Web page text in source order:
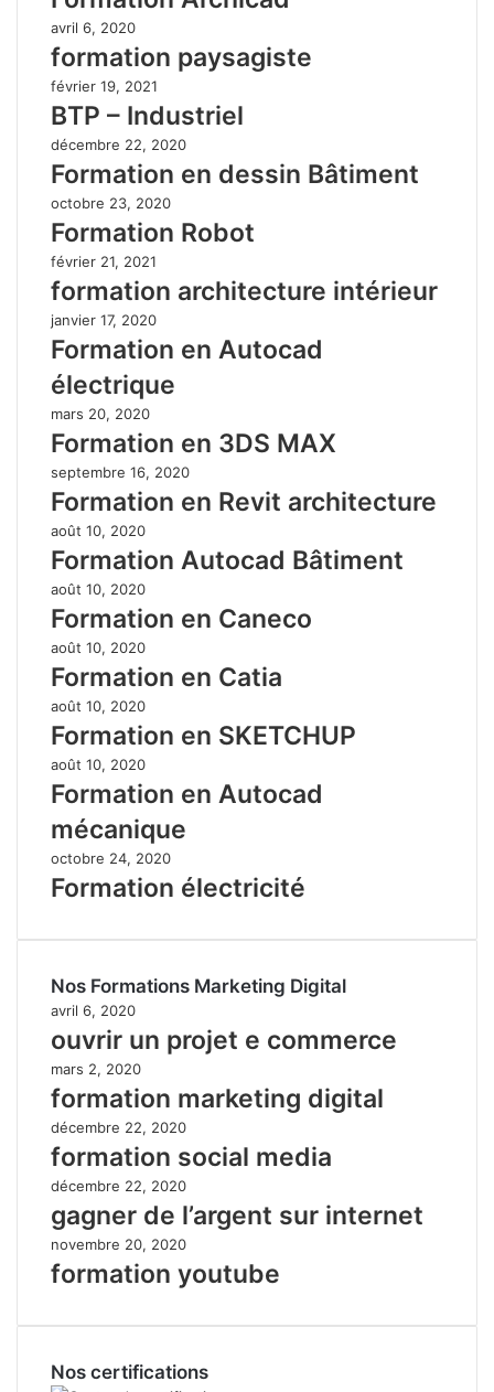
avril 6, 2020
formation paysagiste
février 19, 2021
BTP – Industriel
décembre 22, 2020
Formation en dessin Bâtiment
octobre 23, 2020
Formation Robot
février 21, 2021
formation architecture intérieur
janvier 17, 2020
Formation en Autocad
électrique
mars 20, 2020
Formation en 3DS MAX
septembre 16, 2020
Formation en Revit architecture
août 10, 2020
Formation Autocad Bâtiment
août 10, 2020
Formation en Caneco
août 10, 2020
Formation en Catia
août 10, 2020
Formation en SKETCHUP
août 10, 2020
Formation en Autocad
mécanique
octobre 24, 2020
Formation électricité
Nos Formations Marketing Digital
avril 6, 2020
ouvrir un projet e commerce
mars 2, 2020
formation marketing digital
décembre 22, 2020
formation social media
décembre 22, 2020
gagner de l’argent sur internet
novembre 20, 2020
formation youtube
Nos certifications